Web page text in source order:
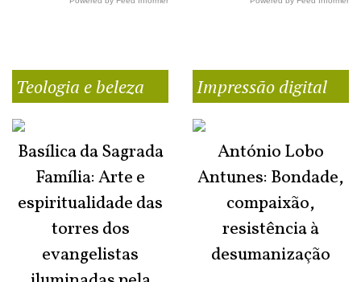
Teologia e beleza
Basílica da Sagrada
Família: Arte e
espiritualidade das
torres dos
evangelistas
Impressão digital
António Lobo
Antunes: Bondade,
compaixão,
resistência à
desumanização